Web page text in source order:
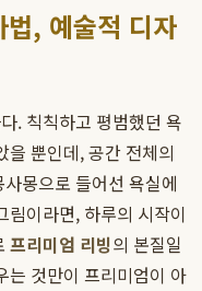
, 예술적 디자
. 칙칙하고 평범했던 욕
을 뿐인데, 공간 전체의
몽으로 들어선 욕실에
림이라면, 하루의 시작이
프리미엄 리빙의 본질일
는 것만이 프리미엄이 아